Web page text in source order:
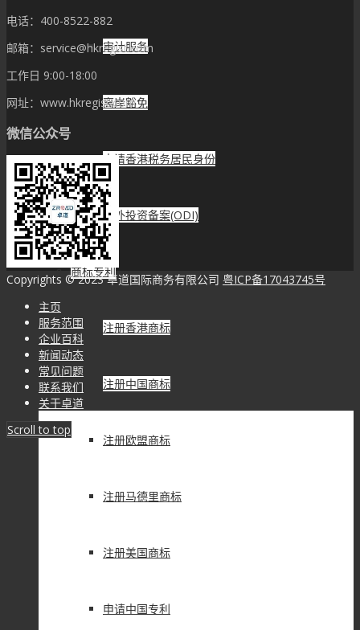
审计服务
离岸豁免
申请香港税务居民身份
境外投资备案(ODI)
商标专利
注册香港商标
注册中国商标
注册欧盟商标
注册马德里商标
注册美国商标
申请中国专利
电话：400-8522-882
邮箱：service@hkregist.com
工作日 9:00-18:00
网址：www.hkregist.com
微信公众号
Copyrights © 2023 卓道国际商务有限公司 粤ICP备17043745号
主页
服务范围
企业百科
新闻动态
常见问题
联系我们
关于卓道
Scroll to top